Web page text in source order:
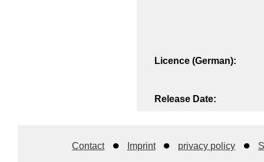
Licence (German):
Release Date:
Contact Imprint privacy policy